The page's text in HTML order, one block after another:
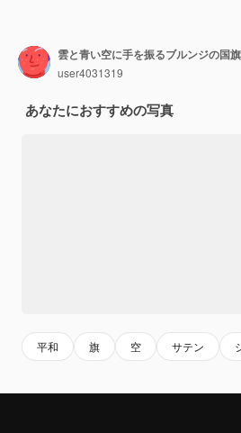
雲と青い空に手を振るブルンジの国
user4031319
あなたにおすすめの写真
平和 旗 空 サテン